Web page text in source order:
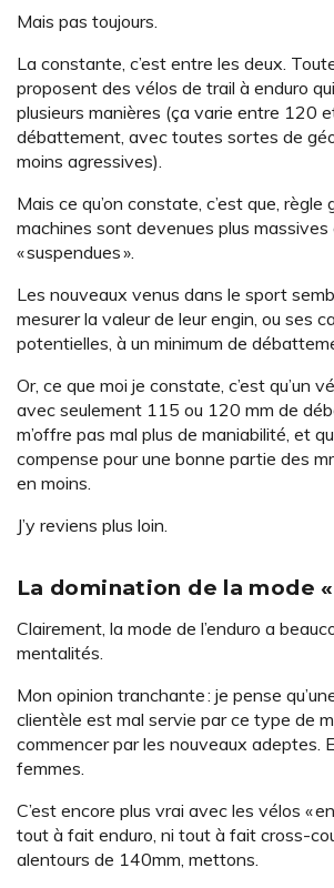
Mais pas toujours.
La constante, c’est entre les deux.
proposent des vélos de trail à enduro
plusieurs manières (ça varie entre 120
débattement, avec toutes sortes de
moins agressives).
Mais ce qu’on constate, c’est que, règle
machines sont devenues plus massives
« suspendues ».
Les nouveaux venus dans le sport
mesurer la valeur de leur engin, ou ses
potentielles, à un minimum de
Or, ce que moi je constate, c’est qu’un
avec seulement 115 ou 120 mm de
m’offre pas mal plus de maniabilité, et
compense pour une bonne partie des
en moins.
J’y reviens plus loin.
La domination de la mode
Clairement, la mode de l’enduro a
mentalités.
Mon opinion tranchante : je pense
clientèle est mal servie par ce type de
commencer par les nouveaux adeptes.
femmes.
C’est encore plus vrai avec les vélos «
tout à fait enduro, ni tout à fait cross-
alentours de 140mm, mettons.